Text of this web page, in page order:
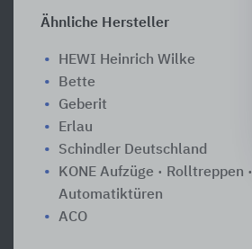
Ähnliche Hersteller
HEWI Heinrich Wilke
Bette
Geberit
Erlau
Schindler Deutschland
KONE Aufzüge · Rolltreppen ·
Automatiktüren
ACO